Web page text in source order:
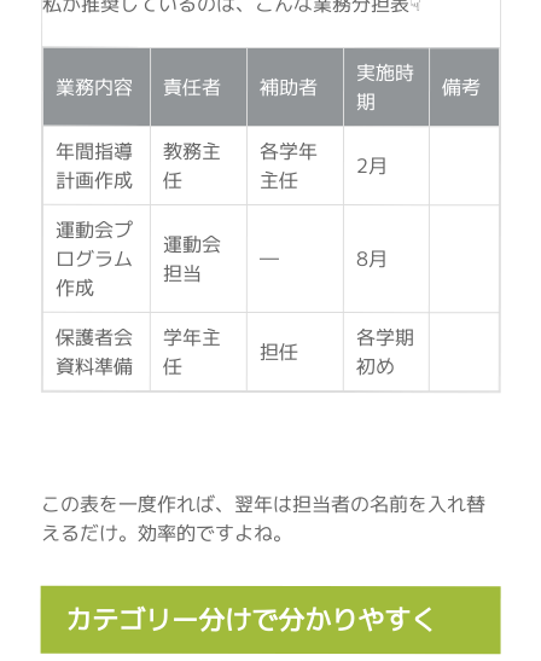
業務内容 責任者 補助者
実施時
期
備考
年間指導
計画作成
教務主
任
各学年
主任
2月
運動会プ
ログラム
作成
運動会
担当
― 8月
保護者会
資料準備
学年主
任
担任
各学期
初め
この表を一度作れば、翌年は担当者の名前を入れ替
えるだけ。効率的ですよね。
カテゴリー分けで分かりやすく